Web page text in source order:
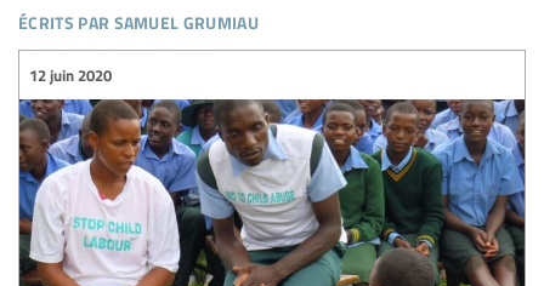
écrits par samuel grumiau
12 juin 2020